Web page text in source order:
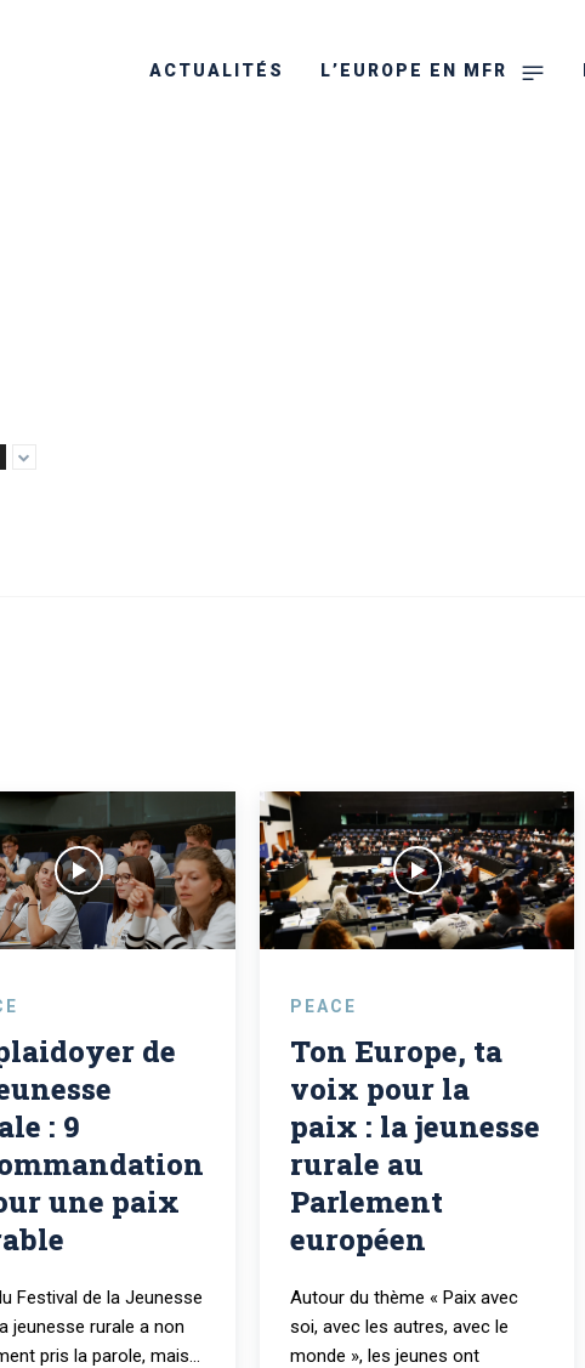
ACTUALITÉS L’EUROPE EN MFR
de
: 9
une paix
Festival de la Jeunesse
jeunesse rurale a non
pris la parole, mais...
PEACE
Ton Europe, ta
voix pour la
paix : la jeunesse
rurale au
Parlement
européen
Autour du thème « Paix avec
soi, avec les autres, avec le
monde », les jeunes ont